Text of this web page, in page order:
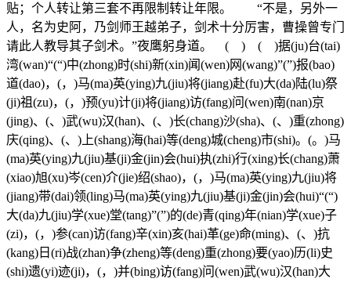
贴；个人转让第三套不再限制转让年限。 “不是，另外一
人，名为史阿，乃剑师王越弟子，剑术十分厉害，曹操曾专门
请此人教导其子剑术。”夜鹰躬身道。 ( ) ( )据(ju)台(tai)
湾(wan)“(“)中(zhong)时(shi)新(xin)闻(wen)网(wang)”(”)报(bao)
道(dao)，(，)马(ma)英(ying)九(jiu)将(jiang)赴(fu)大(da)陆(lu)祭
(ji)祖(zu)，(，)预(yu)计(ji)将(jiang)访(fang)问(wen)南(nan)京
(jing)、(、)武(wu)汉(han)、(、)长(chang)沙(sha)、(、)重(zhong)
庆(qing)、(、)上(shang)海(hai)等(deng)城(cheng)市(shi)。(。)马
(ma)英(ying)九(jiu)基(ji)金(jin)会(hui)执(zhi)行(xing)长(chang)萧
(xiao)旭(xu)岑(cen)介(jie)绍(shao)，(，)马(ma)英(ying)九(jiu)将
(jiang)带(dai)领(ling)马(ma)英(ying)九(jiu)基(ji)金(jin)会(hui)“(“)
大(da)九(jiu)学(xue)堂(tang)”(”)的(de)青(qing)年(nian)学(xue)子
(zi)，(，)参(can)访(fang)辛(xin)亥(hai)革(ge)命(ming)、(、)抗
(kang)日(ri)战(zhan)争(zheng)等(deng)重(zhong)要(yao)历(li)史
(shi)遗(yi)迹(ji)，(，)并(bing)访(fang)问(wen)武(wu)汉(han)大